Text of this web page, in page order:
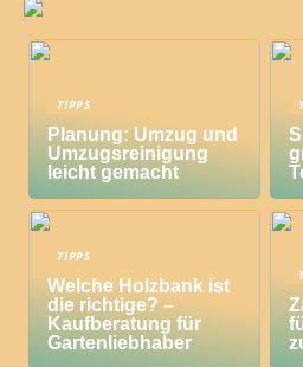
TIPPS
Planung: Umzug und
Umzugsreinigung
leicht gemacht
TIPPS
Welche Holzbank ist
die richtige? –
Kaufberatung für
Gartenliebhaber